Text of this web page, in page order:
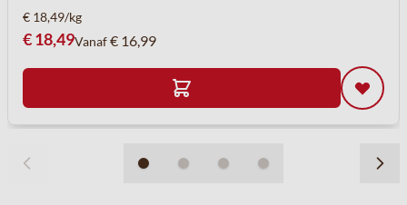
€ 18,49/kg
€ 18,49Vanaf€ 16,99